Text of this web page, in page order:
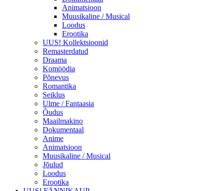
Animatsioon
Muusikaline / Musical
Loodus
Erootika
UUS! Kollektsioonid
Remasterdatud
Draama
Komöödia
Põnevus
Romantika
Seiklus
Ulme / Fantaasia
Õudus
Maailmakino
Dokumentaal
Anime
Animatsioon
Muusikaline / Musical
Jõulud
Loodus
Erootika